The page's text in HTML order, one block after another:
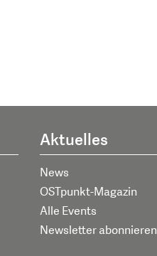
Aktuelles
News
OSTpunkt-Magazin
Alle Events
Newsletter abonnieren